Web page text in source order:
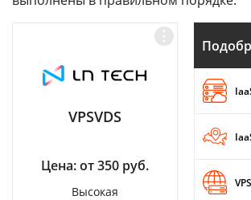
VPSVDS
Цена: от 350 руб.
Высокая